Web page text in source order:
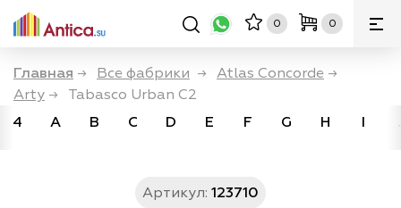
0 0
Главная → Все фабрики → Atlas Concorde →
Arty →
Tabasco Urban C2
4
A B C D E F G H I
Артикул: 123710